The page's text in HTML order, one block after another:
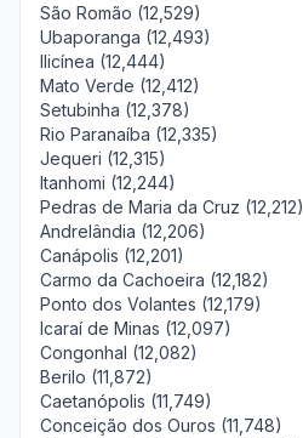
São Romão (12,529)
Ubaporanga (12,493)
Ilicínea (12,444)
Mato Verde (12,412)
Setubinha (12,378)
Rio Paranaíba (12,335)
Jequeri (12,315)
Itanhomi (12,244)
Pedras de Maria da Cruz (12,212)
Andrelândia (12,206)
Canápolis (12,201)
Carmo da Cachoeira (12,182)
Ponto dos Volantes (12,179)
Icaraí de Minas (12,097)
Congonhal (12,082)
Berilo (11,872)
Caetanópolis (11,749)
Conceição dos Ouros (11,748)